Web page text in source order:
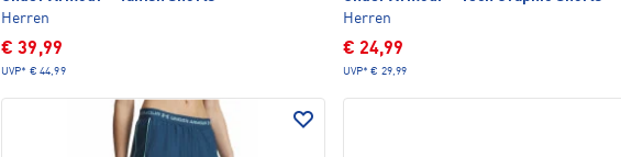
Herren
€ 39,99
UVP* € 44,99
Herren
€ 24,99
UVP* € 29,99